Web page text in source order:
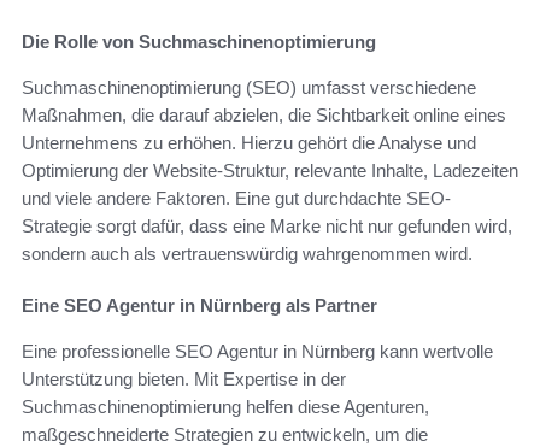
Die Rolle von Suchmaschinenoptimierung
Suchmaschinenoptimierung (SEO) umfasst verschiedene
Maßnahmen, die darauf abzielen, die Sichtbarkeit online eines
Unternehmens zu erhöhen. Hierzu gehört die Analyse und
Optimierung der Website-Struktur, relevante Inhalte, Ladezeiten
und viele andere Faktoren. Eine gut durchdachte SEO-
Strategie sorgt dafür, dass eine Marke nicht nur gefunden wird,
sondern auch als vertrauenswürdig wahrgenommen wird.
Eine SEO Agentur in Nürnberg als Partner
Eine professionelle SEO Agentur in Nürnberg kann wertvolle
Unterstützung bieten. Mit Expertise in der
Suchmaschinenoptimierung helfen diese Agenturen,
maßgeschneiderte Strategien zu entwickeln, um die